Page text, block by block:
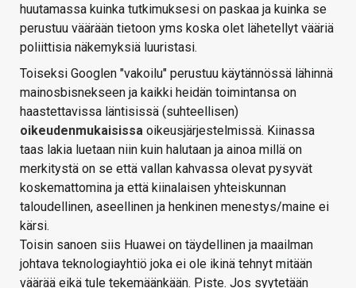
huutamassa kuinka tutkimuksesi on paskaa ja kuinka se
perustuu väärään tietoon yms koska olet lähetellyt vääriä
poliittisia näkemyksiä luuristasi.
Toiseksi Googlen "vakoilu" perustuu käytännössä lähinnä
mainosbisnekseen ja kaikki heidän toimintansa on
haastettavissa läntisissä (suhteellisen)
oikeudenmukaisissa oikeusjärjestelmissä. Kiinassa
taas lakia luetaan niin kuin halutaan ja ainoa millä on
merkitystä on se että vallan kahvassa olevat pysyvät
koskemattomina ja että kiinalaisen yhteiskunnan
taloudellinen, aseellinen ja henkinen menestys/maine ei
kärsi.
Toisin sanoen siis Huawei on täydellinen ja maailman
johtava teknologiayhtiö joka ei ole ikinä tehnyt mitään
väärää eikä tule tekemäänkään. Piste. Jos syytetään